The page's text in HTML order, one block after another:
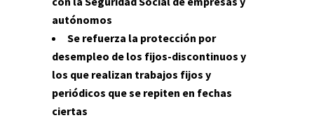
autónomos
Se refuerza la protección por
desempleo de los fijos-discontinuos y
los que realizan trabajos fijos y
periódicos que se repiten en fechas
ciertas